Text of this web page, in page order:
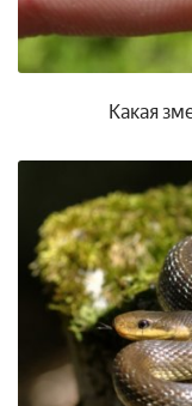
Какая